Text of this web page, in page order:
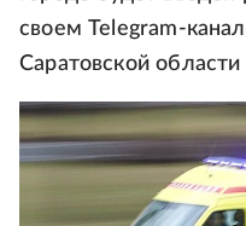
своем Telegram-
Саратовской